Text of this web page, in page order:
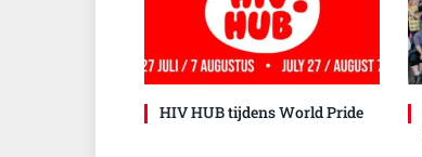
HIV HUB tijdens World Pride